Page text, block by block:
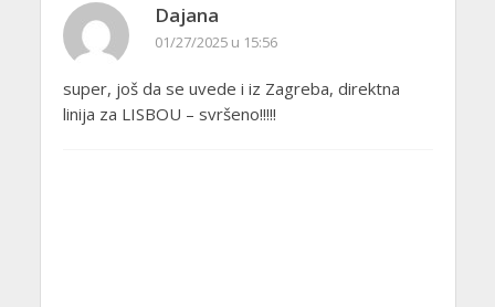
Dajana
01/27/2025 u 15:56
super, još da se uvede i iz Zagreba, direktna
linija za LISBOU – svršeno!!!!!